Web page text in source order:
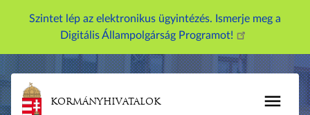
á
a
Szintet lép az elektronikus ügyintézés. Ismerje meg a
Digitális Állampolgárság Programot!
KORMÁNYHIVATALOK